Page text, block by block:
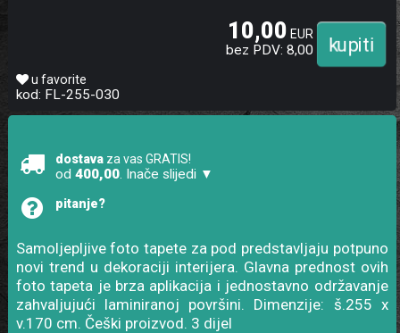
10,00 EUR
bez PDV: 8,00
u favorite
kod: FL-255-030
dostava za vas GRATIS!
od400,00. Inače slijedi ▼
pitanje?
Samoljepljive foto tapete za pod predstavljaju potpuno
novi trend u dekoraciji interijera. Glavna prednost ovih
foto tapeta je brza aplikacija i jednostavno održavanje
zahvaljujući laminiranoj površini. Dimenzije: š.255 x
v.170 cm. Češki proizvod. 3 dijel